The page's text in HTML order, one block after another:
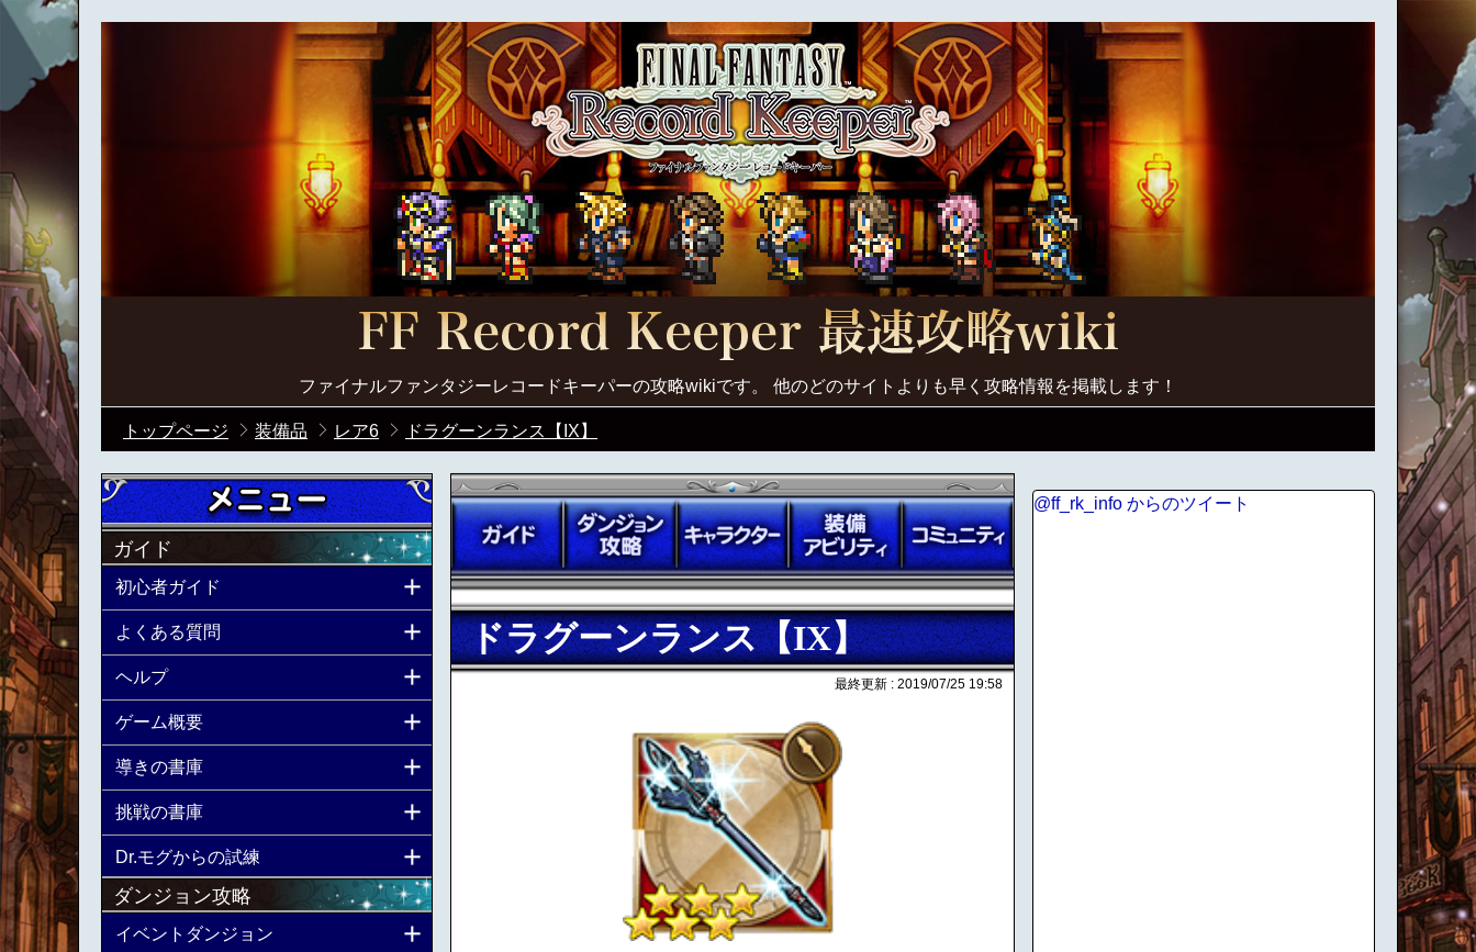
ファイナルファンタジーレコードキーパーの攻略wikiです。 他のどのサイトよりも早く攻略情報を掲載します！
トップページ 装備品 レア6 ドラグーンランス【IX】
ドラグーンランス【IX】
最終更新 : 2019/07/25 19:58
ガイド
初心者ガイド
よくある質問
ヘルプ
ゲーム概要
導きの書庫
挑戦の書庫
Dr.モグからの試練
ダンジョン攻略
イベントダンジョン
@ff_rk_info からのツイート